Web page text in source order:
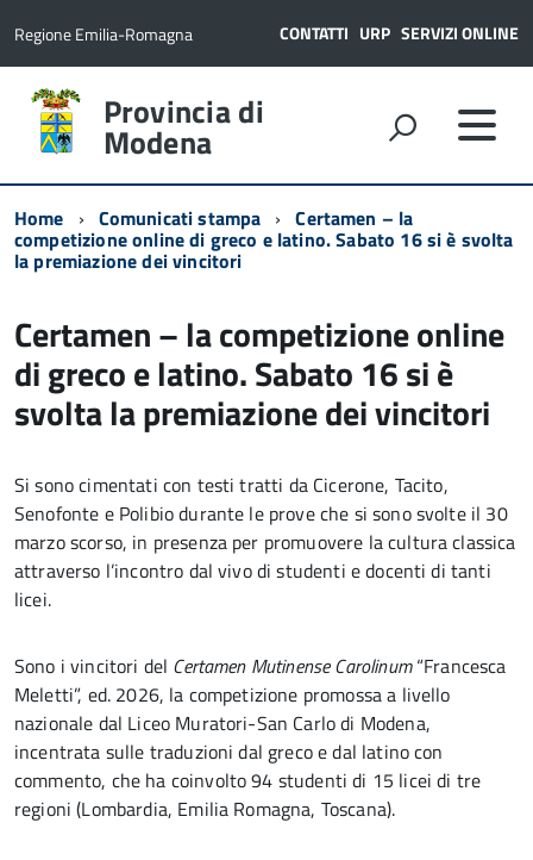
Regione Emilia-Romagna CONTATTI URP SERVIZI ONLINE
Provincia di
Modena
Home Comunicati stampa Certamen – la
competizione online di greco e latino. Sabato 16 si è svolta
la premiazione dei vincitori
Certamen – la competizione online
di greco e latino. Sabato 16 si è
svolta la premiazione dei vincitori
Si sono cimentati con testi tratti da Cicerone, Tacito,
Senofonte e Polibio durante le prove che si sono svolte il 30
marzo scorso, in presenza per promuovere la cultura classica
attraverso l’incontro dal vivo di studenti e docenti di tanti
licei.
Sono i vincitori del Certamen Mutinense Carolinum“Francesca
Meletti”, ed. 2026, la competizione promossa a livello
nazionale dal Liceo Muratori-San Carlo di Modena,
incentrata sulle traduzioni dal greco e dal latino con
commento, che ha coinvolto 94 studenti di 15 licei di tre
regioni (Lombardia, Emilia Romagna, Toscana).